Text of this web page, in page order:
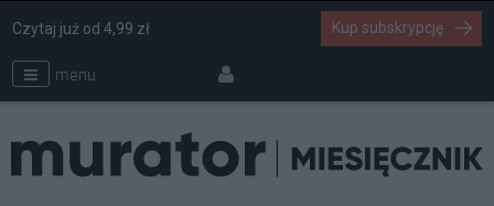
menu
Czytaj już od 4,99 zł Kup subskrypcję